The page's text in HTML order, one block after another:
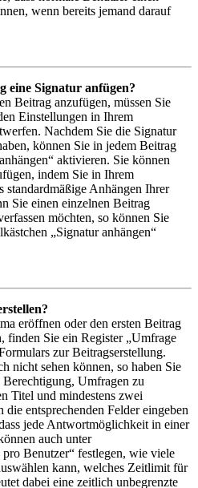
wenn bereits jemand darauf
eine Signatur anfügen?
Beitrag anzufügen, müssen Sie
Einstellungen in Ihrem
Nachdem Sie die Signatur
können Sie in jedem Beitrag
aktivieren. Sie können
indem Sie in Ihrem
standardmäßige Anhängen Ihrer
Sie einen einzelnen Beitrag
möchten, so können Sie
„Signatur anhängen“
eröffnen oder den ersten Beitrag
finden Sie ein Register „Umfrage
zur Beitragserstellung.
nicht sehen können, so haben Sie
Umfragen zu
Titel und mindestens zwei
entsprechenden Felder eingeben
jede Antwortmöglichkeit in einer
auch unter
Benutzer“ festlegen, wie viele
kann, welches Zeitlimit für
dabei eine zeitlich unbegrenzte